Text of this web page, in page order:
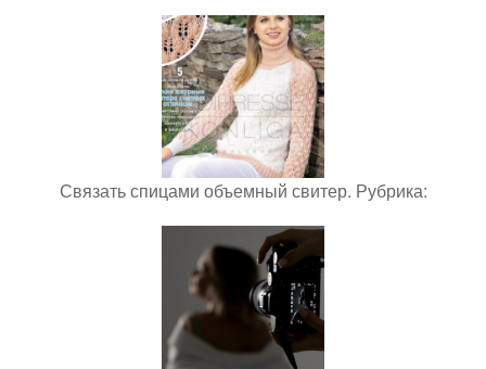
Связать спицами объемный свитер. Рубрика: